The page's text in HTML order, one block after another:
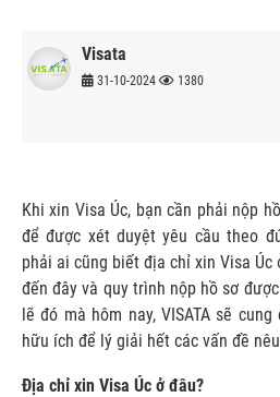
Visata
31-10-2024 1380
Khi xin Visa Úc, bạn cần phải nộp
để được xét duyệt yêu cầu theo
phải ai cũng biết địa chỉ xin Visa Úc
đến đây và quy trình nộp hồ sơ
lẽ đó mà hôm nay, VISATA sẽ
hữu ích để lý giải hết các vấn đề
Địa chỉ xin Visa Úc ở đâu?